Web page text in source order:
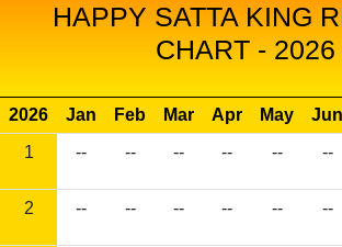
HAPPY SATTA KING
CHART - 2026
2026 Jan Feb Mar Apr May Jun
1
-- -- -- -- -- --
2 -- -- -- -- -- --